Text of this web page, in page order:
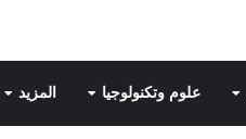
علوم وتكنولوجيا المزيد